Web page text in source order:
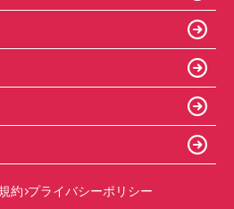
約 プライバシーポリシー